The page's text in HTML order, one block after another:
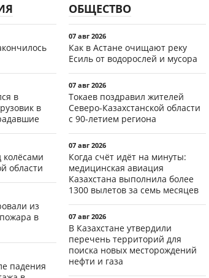
в
в
области
из
в
падения
ОБЩЕСТВО
07 авг 2026
Как в Астане очищают реку
Есиль от водорослей и мусора
07 авг 2026
Токаев поздравил жителей
Северо-Казахстанской области
с 90-летием региона
07 авг 2026
Когда счёт идёт на минуты:
медицинская авиация
Казахстана выполнила более
1300 вылетов за семь месяцев
07 авг 2026
В Казахстане утвердили
перечень территорий для
поиска новых месторождений
нефти и газа